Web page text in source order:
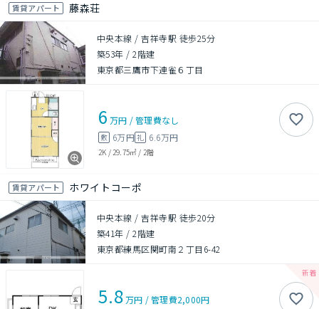
賃貸アパート 藤森荘
中央本線 / 吉祥寺駅 徒歩25分
築53年 /2階建
東京都三鷹市下連雀６丁目
6 万円 /管理費なし
敷 6万円礼 6.6万円
2K / 29.75㎡ / 2階
賃貸アパート ホワイトコーポ
中央本線 / 吉祥寺駅 徒歩20分
築41年 /2階建
東京都練馬区関町南２丁目6-42
5.8万円 /管理費2,000円